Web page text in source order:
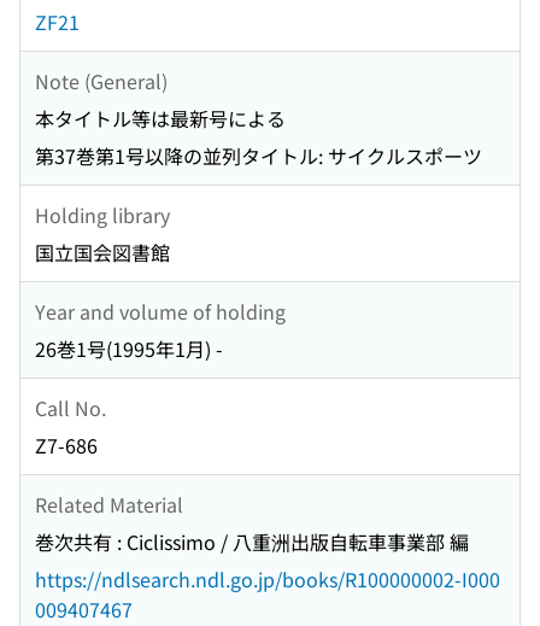
ZF21
Note (General)
本タイトル等は最新号による
第37巻第1号以降の並列タイトル: サイクルスポーツ
Holding library
国立国会図書館
Year and volume of holding
26巻1号(1995年1月) -
Call No.
Z7-686
Related Material
巻次共有 : Ciclissimo / 八重洲出版自転車事業部 編
https://ndlsearch.ndl.go.jp/books/R100000002-I000
009407467